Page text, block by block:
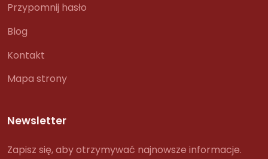
Przypomnij hasło
Blog
Kontakt
Mapa strony
Newsletter
Zapisz się, aby otrzymywać najnowsze informacje.